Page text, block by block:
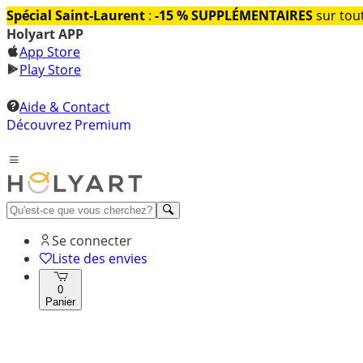
Spécial Saint-Laurent : -15 % SUPPLÉMENTAIRESsur
Holyart APP
App Store
Play Store
Aide & Contact
Découvrez Premium
Se connecter
Liste des envies
0
Panier